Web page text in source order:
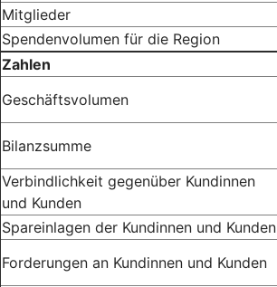
Mitglieder
Spendenvolumen für die Region
Zahlen
Geschäftsvolumen
Bilanzsumme
Verbindlichkeit gegenüber Kundinnen
und Kunden
Spareinlagen der Kundinnen und Kunden
Forderungen an Kundinnen und Kunden